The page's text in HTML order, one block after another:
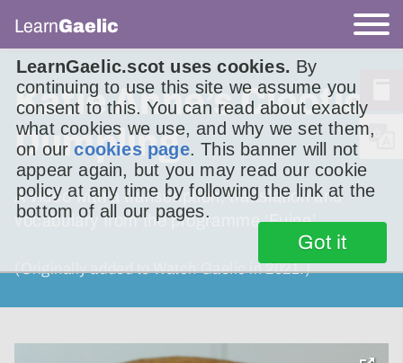
LearnGaelic.scot uses cookies. By
continuing to use this site we assume you
consent to this. You can read about exactly
what cookies we use, and why we set them,
on ourcookies page. This banner will not
appear again, but you may read our cookie
policy at any time by following the link at the
bottom of all our pages.
Got it
LearnGaelic
Katie Anne’s Clootie
Dumpling
A video with a transcription, translation and
vocabulary from the programme ‘Fuine’
(Originally added to Watch Gaelic in 2021.)